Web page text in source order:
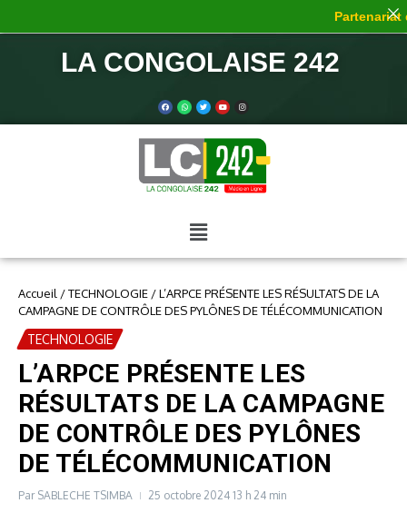
LA CONGOLAISE 242
Accueil /TECHNOLOGIE /L’ARPCE PRÉSENTE LES RÉSULTATS DE LA
CAMPAGNE DE CONTRÔLE DES PYLÔNES DE TÉLÉCOMMUNICATION
TECHNOLOGIE
L’ARPCE PRÉSENTE LES
RÉSULTATS DE LA CAMPAGNE
DE CONTRÔLE DES PYLÔNES
DE TÉLÉCOMMUNICATION
Par SABLECHE TSIMBA 25 octobre 2024 13 h 24 min
Partenariat